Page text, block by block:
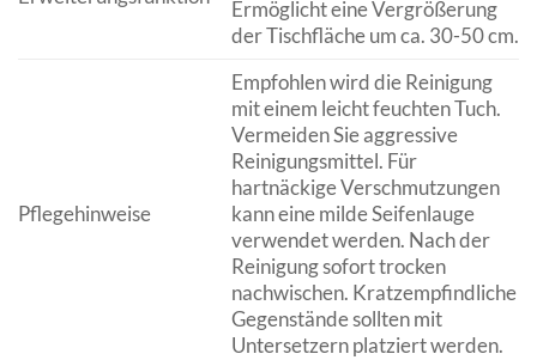
Ermöglicht eine Vergrößerung
der Tischfläche um ca. 30-50 cm.
Pflegehinweise
Empfohlen wird die Reinigung
mit einem leicht feuchten Tuch.
Vermeiden Sie aggressive
Reinigungsmittel. Für
hartnäckige Verschmutzungen
kann eine milde Seifenlauge
verwendet werden. Nach der
Reinigung sofort trocken
nachwischen. Kratzempfindliche
Gegenstände sollten mit
Untersetzern platziert werden.